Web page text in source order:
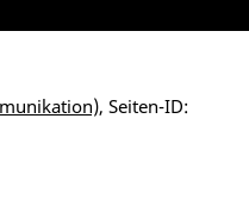
, Seiten-ID: